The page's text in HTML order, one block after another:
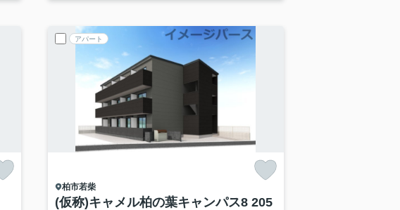
アパート
柏市若柴
(仮称)キャメル柏の葉キャンパス8 205